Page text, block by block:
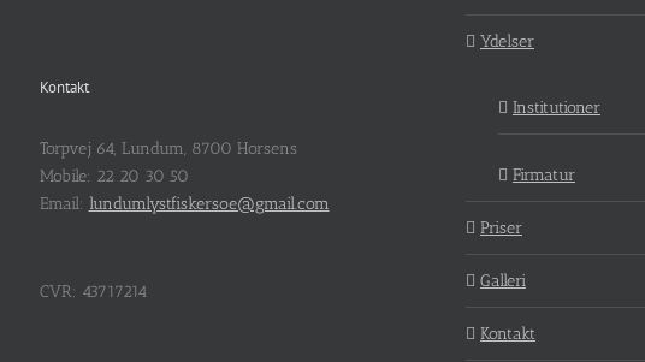
Kontakt
Torpvej 64, Lundum, 8700 Horsens
Mobile: 22 20 30 50
Email: lundumlystfiskersoe@gmail.com
CVR: 43717214
Ydelser
Institutioner
Firmatur
Priser
Galleri
Kontakt